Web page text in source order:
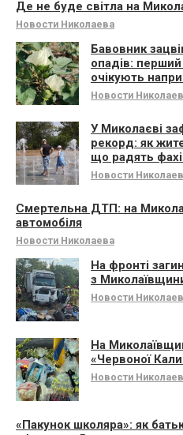
Де не буде світла на
Новости Николаева
Бавовник
опадів:
очікують
Новости
У Миколаєві
рекорд: як
що радять
Новости
Смертельна ДТП: на
автомобіля
Новости Николаева
На фронті
з
Новости
На
«Червоної
Новости
«Пакунок школяра»: як